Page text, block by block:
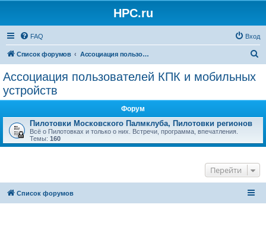
HPC.ru
FAQ Вход
Список форумов Ассоциация пользователей КПК и мобильных устройств
Ассоциация пользователей КПК и мобильных
устройств
Форум
Пилотовки Московского Палмклуба, Пилотовки регионов
Всё о Пилотовках и только о них. Встречи, программа, впечатления.
Темы: 160
Перейти
Список форумов